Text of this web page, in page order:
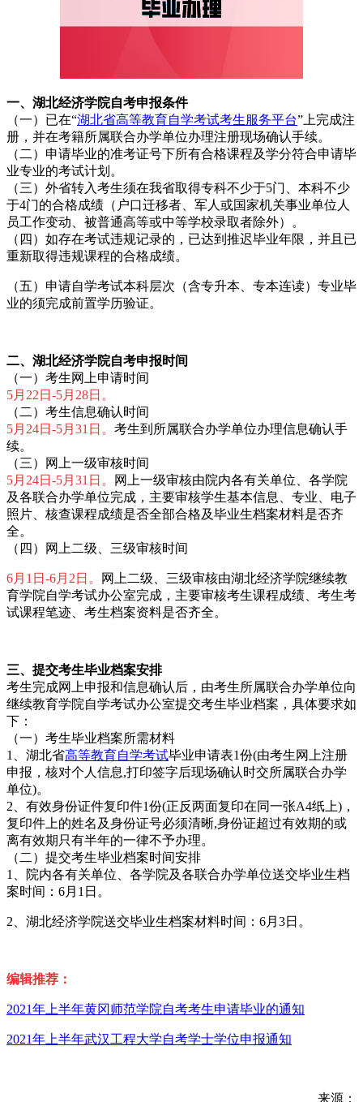
一、湖北经济学院自考申报条件
（一）已在“湖北省高等教育自学考试考生服务平台”上完成注
册，并在考籍所属联合办学单位办理注册现场确认手续。
（二）申请毕业的准考证号下所有合格课程及学分符合申请毕
业专业的考试计划。
（三）外省转入考生须在我省取得专科不少于5门、本科不少
于4门的合格成绩（户口迁移者、军人或国家机关事业单位人
员工作变动、被普通高等或中等学校录取者除外）。
（四）如存在考试违规记录的，已达到推迟毕业年限，并且已
重新取得违规课程的合格成绩。
（五）申请自学考试本科层次（含专升本、专本连读）专业毕
业的须完成前置学历验证。
二、湖北经济学院自考申报时间
（一）考生网上申请时间
5月22日-5月28日。
（二）考生信息确认时间
5月24日-5月31日。 考生到所属联合办学单位办理信息确认手
续。
（三）网上一级审核时间
5月24日-5月31日。
网上一级审核由院内各有关单位、各学院
及各联合办学单位完成，主要审核学生基本信息、专业、电子
照片、核查课程成绩是否全部合格及毕业生档案材料是否齐
全。
（四）网上二级、三级审核时间
6月1日-6月2日 。
网上二级、三级审核由湖北经济学院继续教
育学院自学考试办公室完成，主要审核考生课程成绩、考生考
试课程笔迹、考生档案资料是否齐全。
三、提交考生毕业档案安排
考生完成网上申报和信息确认后，由考生所属联合办学单位向
继续教育学院自学考试办公室提交考生毕业档案，具体要求如
下：
（一）考生毕业档案所需材料
1、湖北省高等教育自学考试毕业申请表1份(由考生网上注册
申报，核对个人信息,打印签字后现场确认时交所属联合办学
单位)。
2、有效身份证件复印件1份(正反两面复印在同一张A4纸上)，
复印件上的姓名及身份证号必须清晰,身份证超过有效期的或
离有效期只有半年的一律不予办理。
（二）提交考生毕业档案时间安排
1、院内各有关单位、各学院及各联合办学单位送交毕业生档
案时间：6月1日。
2、湖北经济学院送交毕业生档案材料时间：6月3日。
编辑推荐：
2021年上半年黄冈师范学院自考考生申请毕业的通知
2021年上半年武汉工程大学自考学士学位申报通知
来源：